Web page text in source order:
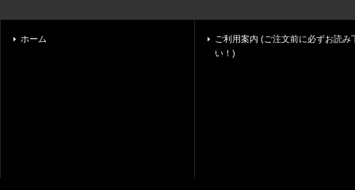
ホーム
ご利用案内 (ご注文前に必ずお読み
い！)